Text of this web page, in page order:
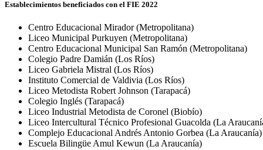
Establecimientos beneficiados con el FIE 2022
Centro Educacional Mirador (Metropolitana)
Liceo Municipal Purkuyen (Metropolitana)
Centro Educacional Municipal San Ramón (Metropolitana)
Colegio Padre Damián (Los Ríos)
Liceo Gabriela Mistral (Los Ríos)
Instituto Comercial de Valdivia (Los Ríos)
Liceo Metodista Robert Johnson (Tarapacá)
Colegio Inglés (Tarapacá)
Liceo Industrial Metodista de Coronel (Biobío)
Liceo Intercultural Técnico Profesional Guacolda (La
Complejo Educacional Andrés Antonio Gorbea (La Araucanía)
Escuela Bilingüe Amul Kewun (La Araucanía)